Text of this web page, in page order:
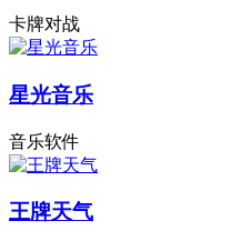
卡牌对战
星光音乐
音乐软件
王牌天气